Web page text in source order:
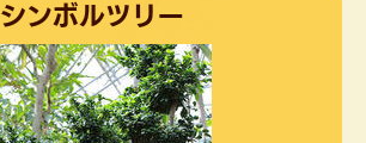
シンボルツリー